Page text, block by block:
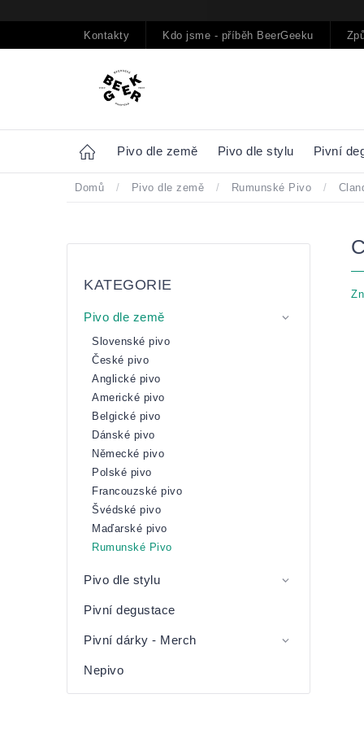
na
Kontakty Kdo jsme - příběh BeerGeeku
Home Pivo dle země Pivo dle stylu Pivní
Domů / Pivo dle země / Rumunské Pivo /
panel
KATEGORIE
Pivo dle země
Slovenské pivo
České pivo
Anglické pivo
Americké pivo
Belgické pivo
Dánské pivo
Německé pivo
Polské pivo
Francouzské pivo
Švédské pivo
Maďarské pivo
Rumunské Pivo
Pivo dle stylu
Pivní degustace
Pivní dárky - Merch
Nepivo